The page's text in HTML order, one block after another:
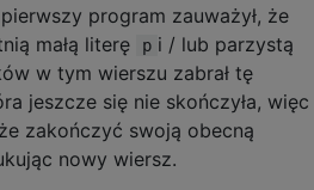
program zauważył, że
małą literę
p i / lub parzystą
w tym wierszu zabrał tę
jeszcze się nie skończyła, więc
zakończyć swoją obecną
nowy wiersz.